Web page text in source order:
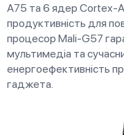
A75 та 6 ядер Cortex-
продуктивність для
процесор Mali-G57
мультимедіа та
енергоефективність
гаджета.